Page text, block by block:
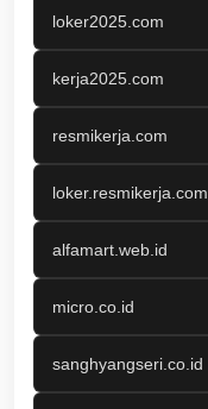
loker2025.com
kerja2025.com
resmikerja.com
loker.resmikerja.com
alfamart.web.id
micro.co.id
sanghyangseri.co.id